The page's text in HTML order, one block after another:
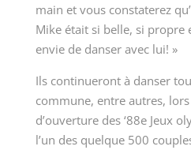
main et vous constaterez
Mike était si belle, si propre
envie de danser avec lui! »
Ils continueront à danser
commune­, entre autres,
d’ouverture des ‘88eJeux
l’un des quelque 500